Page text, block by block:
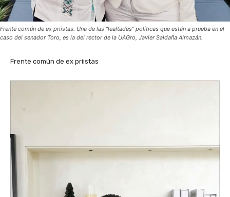
Frente común de ex priistas. Una de las “lealtades” políticas que están a prueba en el
caso del senador Toro, es la del rector de la UAGro, Javier Saldaña Almazán.
Frente común de ex priistas